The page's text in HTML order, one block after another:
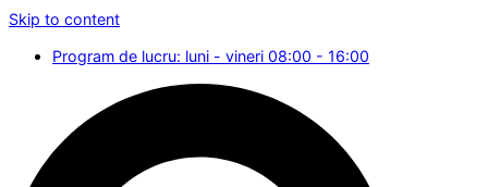
Skip to content
Program de lucru: luni - vineri 08:00 - 16:00